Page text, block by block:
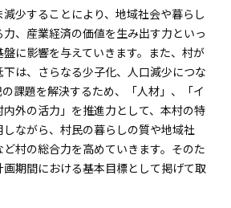
少することにより、地域社会や暮らし
、産業経済の価値を生み出す力といっ
に影響を与えていきます。また、村が
は、さらなる少子化、人口減少につな
課題を解決するため、「人材」、「イ
内外の活力」を推進力として、本村の特
ながら、村民の暮らしの質や地域社
村の総合力を高めていきます。そのた
期間における基本目標として掲げて取